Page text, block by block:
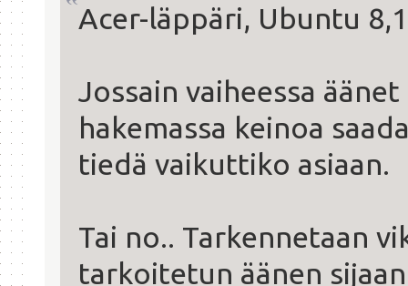
Acer-läppäri, Ubuntu
Jossain vaiheessa
hakemassa keinoa
tiedä vaikuttiko asiaan.
Tai no.. Tarkennetaan
tarkoitetun äänen